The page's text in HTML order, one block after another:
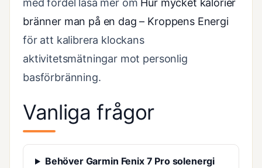
med fördel läsa mer om Hur mycket kalorier
bränner man på en dag – Kroppens Energi
för att kalibrera klockans
aktivitetsmätningar mot personlig
basförbränning.
Vanliga frågor
Behöver Garmin Fenix 7 Pro solenergi